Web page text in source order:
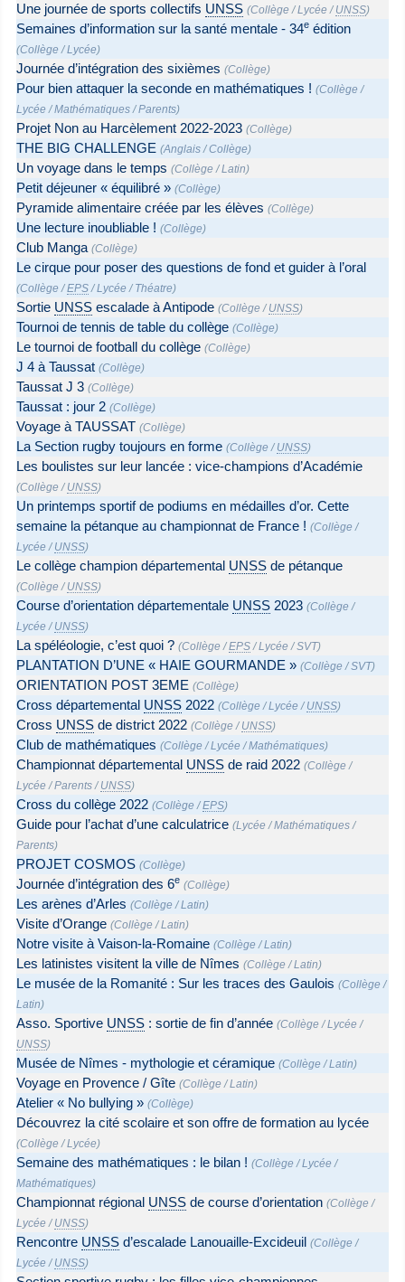
Une journée de sports collectifs UNSS (Collège /Lycée / UNSS)
Semaines d’information sur la santé mentale - 34e édition
(Collège /Lycée)
Journée d’intégration des sixièmes (Collège)
Pour bien attaquer la seconde en mathématiques ! (Collège /
Lycée /Mathématiques /Parents)
Projet Non au Harcèlement 2022-2023 (Collège)
THE BIG CHALLENGE (Anglais /Collège)
Un voyage dans le temps (Collège /Latin)
Petit déjeuner « équilibré » (Collège)
Pyramide alimentaire créée par les élèves (Collège)
Une lecture inoubliable ! (Collège)
Club Manga (Collège)
Le cirque pour poser des questions de fond et guider à l’oral
(Collège /EPS /Lycée / Théatre)
Sortie UNSS escalade à Antipode (Collège / UNSS)
Tournoi de tennis de table du collège (Collège)
Le tournoi de football du collège (Collège)
J 4 à Taussat (Collège)
Taussat J 3 (Collège)
Taussat : jour 2 (Collège)
Voyage à TAUSSAT (Collège)
La Section rugby toujours en forme (Collège / UNSS)
Les boulistes sur leur lancée : vice-champions d’Académie
(Collège / UNSS)
Un printemps sportif de podiums en médailles d’or. Cette
semaine la pétanque au championnat de France ! (Collège /
Lycée / UNSS)
Le collège champion départemental UNSS de pétanque
(Collège / UNSS)
Course d’orientation départementale UNSS 2023 (Collège /
Lycée / UNSS)
La spéléologie, c’est quoi ? (Collège /EPS /Lycée /SVT)
PLANTATION D’UNE « HAIE GOURMANDE » (Collège /SVT)
ORIENTATION POST 3EME (Collège)
Cross départemental UNSS 2022 (Collège /Lycée / UNSS)
Cross UNSS de district 2022 (Collège / UNSS)
Club de mathématiques (Collège /Lycée /Mathématiques)
Championnat départemental UNSS de raid 2022 (Collège /
Lycée /Parents / UNSS)
Cross du collège 2022 (Collège /EPS)
Guide pour l’achat d’une calculatrice (Lycée /Mathématiques /
Parents)
PROJET COSMOS (Collège)
Journée d’intégration des 6e (Collège)
Les arènes d’Arles (Collège /Latin)
Visite d’Orange (Collège /Latin)
Notre visite à Vaison-la-Romaine (Collège /Latin)
Les latinistes visitent la ville de Nîmes (Collège /Latin)
Le musée de la Romanité : Sur les traces des Gaulois (Collège /
Latin)
Asso. Sportive UNSS : sortie de fin d’année (Collège /Lycée /
UNSS)
Musée de Nîmes - mythologie et céramique (Collège /Latin)
Voyage en Provence / Gîte (Collège /Latin)
Atelier « No bullying » (Collège)
Découvrez la cité scolaire et son offre de formation au lycée
(Collège /Lycée)
Semaine des mathématiques : le bilan ! (Collège /Lycée /
Mathématiques)
Championnat régional UNSS de course d’orientation (Collège /
Lycée / UNSS)
Rencontre UNSS d’escalade Lanouaille-Excideuil (Collège /
Lycée / UNSS)